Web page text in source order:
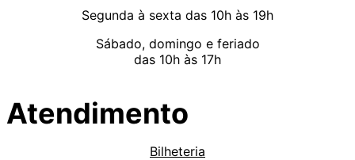
Segunda à sexta das 10h às 19h
Sábado, domingo e feriado
das 10h às 17h
Atendimento
Bilheteria